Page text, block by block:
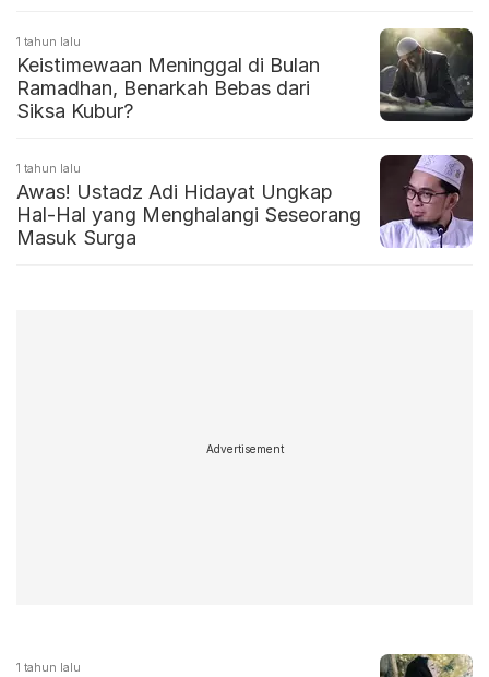
1 tahun lalu
Keistimewaan Meninggal di Bulan
Ramadhan, Benarkah Bebas dari
Siksa Kubur?
1 tahun lalu
Awas! Ustadz Adi Hidayat Ungkap
Hal-Hal yang Menghalangi Seseorang
Masuk Surga
Advertisement
1 tahun lalu